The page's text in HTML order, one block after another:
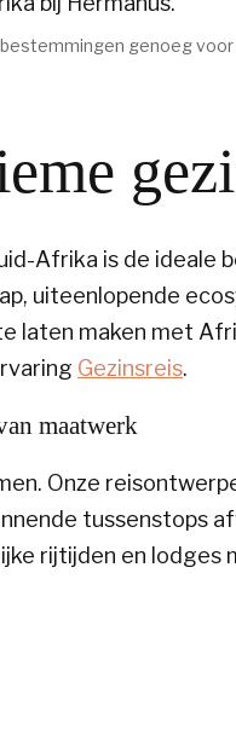
genoeg
Afrika is de ideale
uiteenlopende
laten maken met
Gezinsreis.
maatwerk
Onze
tussenstops
rijtijden en lodges